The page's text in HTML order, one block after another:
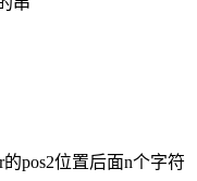
的pos2位置后面n个字符